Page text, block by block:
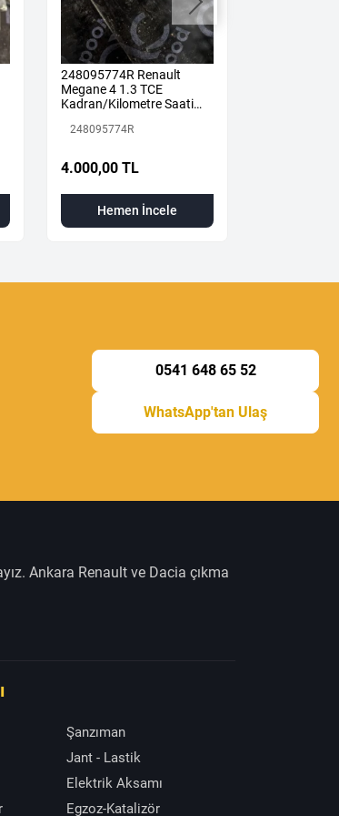
248095774R Renault
Megane 4 1.3 TCE
Kadran/Kilometre Saati
248095774R
4.000,00 TL
Hemen İncele
0541 648 65 52
WhatsApp'tan Ulaş
Ankara Renault ve Dacia çıkma
Şanzıman
Jant - Lastik
Elektrik Aksamı
Egzoz-Katalizör